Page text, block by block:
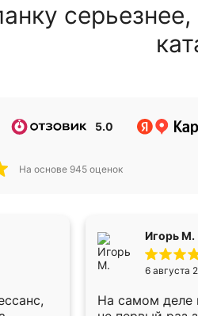
5.0
На основе 945 оценок
Игорь М.
6 августа
На самом деле